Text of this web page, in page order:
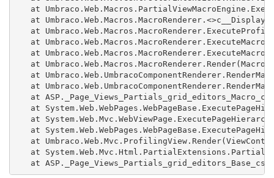
at
at
at
at
at
at
at
at
at
at
at
at
at
at
at